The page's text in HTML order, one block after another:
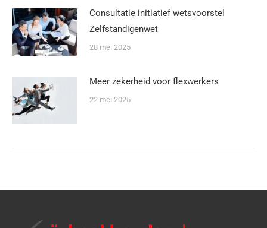
Consultatie initiatief wetsvoorstel
Zelfstandigenwet
28 mei 2025
Meer zekerheid voor flexwerkers
22 mei 2025